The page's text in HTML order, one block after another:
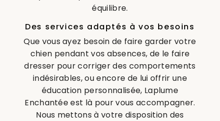
équilibre.
Des services adaptés à vos besoins
Que vous ayez besoin de faire garder votre
chien pendant vos absences, de le faire
dresser pour corriger des comportements
indésirables, ou encore de lui offrir une
éducation personnalisée, Laplume
Enchantée est là pour vous accompagner.
Nous mettons à votre disposition des